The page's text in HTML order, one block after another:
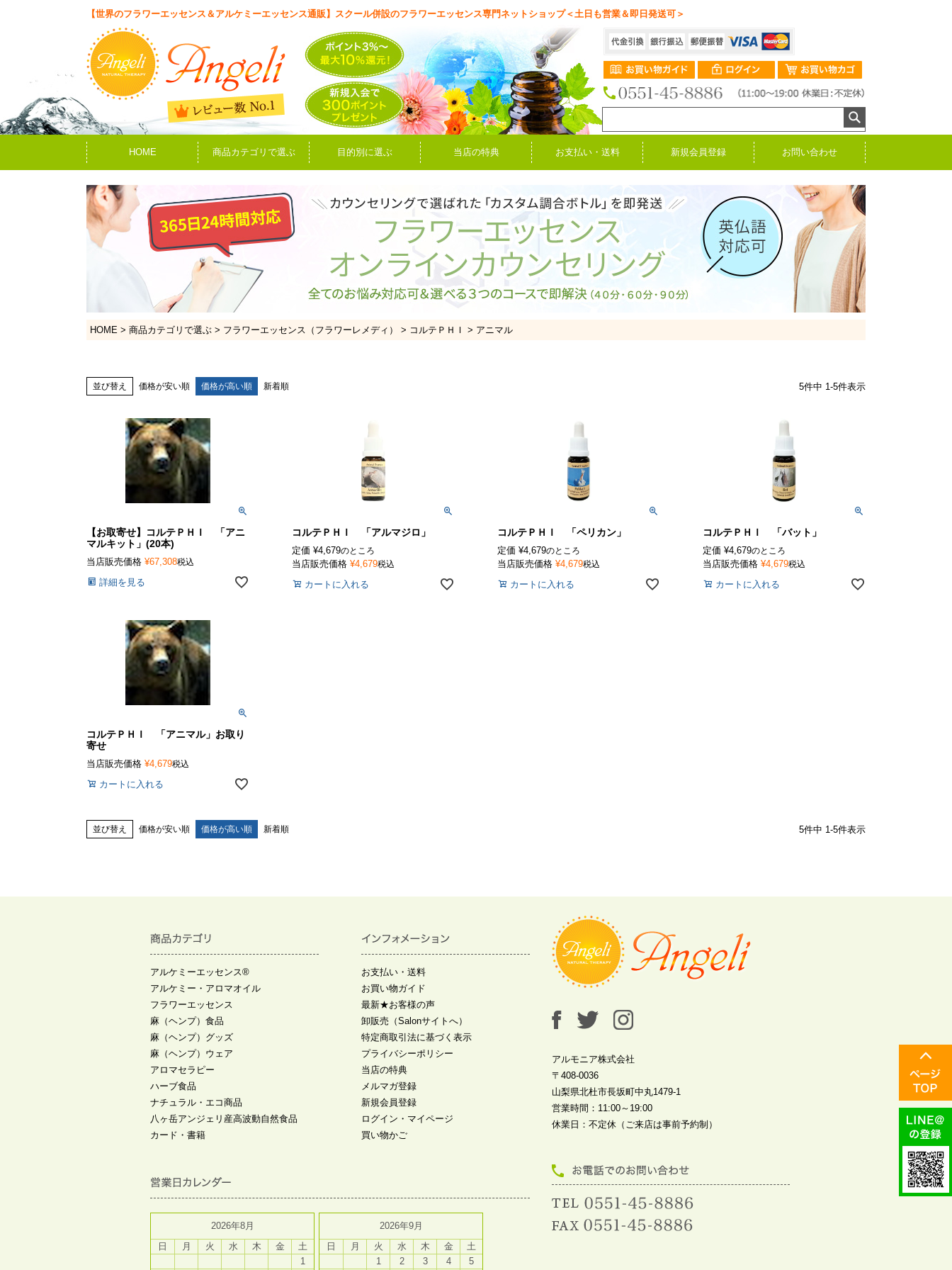
【世界のフラワーエッセンス＆アルケミーエッセンス通販】スクール併設のフラワーエッセンス専門ネットショップ＜土日も営業＆即日発送可＞
HOME 商品カテゴリで選ぶ 目的別に選ぶ 当店の特典 お支払い・送料 新規会員登録 お問い合わせ
HOME 商品カテゴリで選ぶ フラワーエッセンス（フラワーレメディ） コルテＰＨＩ アニマル
並び替え 価格が安い順 価格が高い順 新着順 5件中 1-5件表示
【お取寄せ】コルテＰＨＩ 「アニ
マルキット」(20本)
当店販売価格 ¥67,308税込
詳細を見る
コルテＰＨＩ 「アルマジロ」
定価 ¥4,679のところ
当店販売価格 ¥4,679税込
カートに入れる
コルテＰＨＩ 「ペリカン」
定価 ¥4,679のところ
当店販売価格 ¥4,679税込
カートに入れる
コルテＰＨＩ 「バット」
定価 ¥4,679のところ
当店販売価格 ¥4,679税込
カートに入れる
コルテＰＨＩ 「アニマル」お取り
寄せ
当店販売価格 ¥4,679税込
カートに入れる
並び替え 価格が安い順 価格が高い順 新着順 5件中 1-5件表示
アルケミーエッセンス®
アルケミー・アロマオイル
フラワーエッセンス
麻（ヘンプ）食品
麻（ヘンプ）グッズ
麻（ヘンプ）ウェア
アロマセラピー
ハーブ食品
ナチュラル・エコ商品
八ヶ岳アンジェリ産高波動自然食品
カード・書籍
お支払い・送料
お買い物ガイド
最新★お客様の声
卸販売（Salonサイトへ）
特定商取引法に基づく表示
プライバシーポリシー
当店の特典
メルマガ登録
新規会員登録
ログイン・マイページ
買い物かご
2026年8月
日
月 火 水 木 金
土
1
2026年9月
日
月 火 水 木 金
土
1
2 3 4 5
アルモニア株式会社
〒408-0036
山梨県北杜市長坂町中丸1479-1
営業時間：11:00～19:00
休業日：不定休（ご来店は事前予約制）